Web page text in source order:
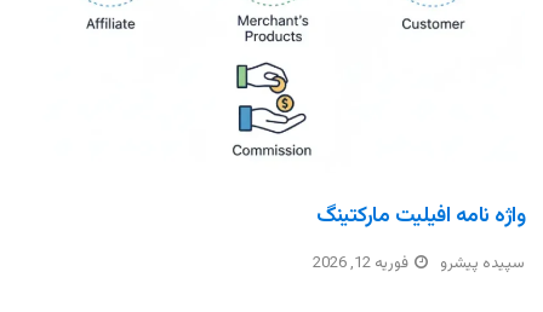
واژه نامه افیلیت مارکتینگ
سپیده پیشرو فوریه 12, 2026